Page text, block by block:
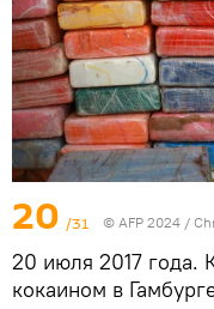
20 /31 © AFP 2024 /
20 июля 2017 года.
кокаином в